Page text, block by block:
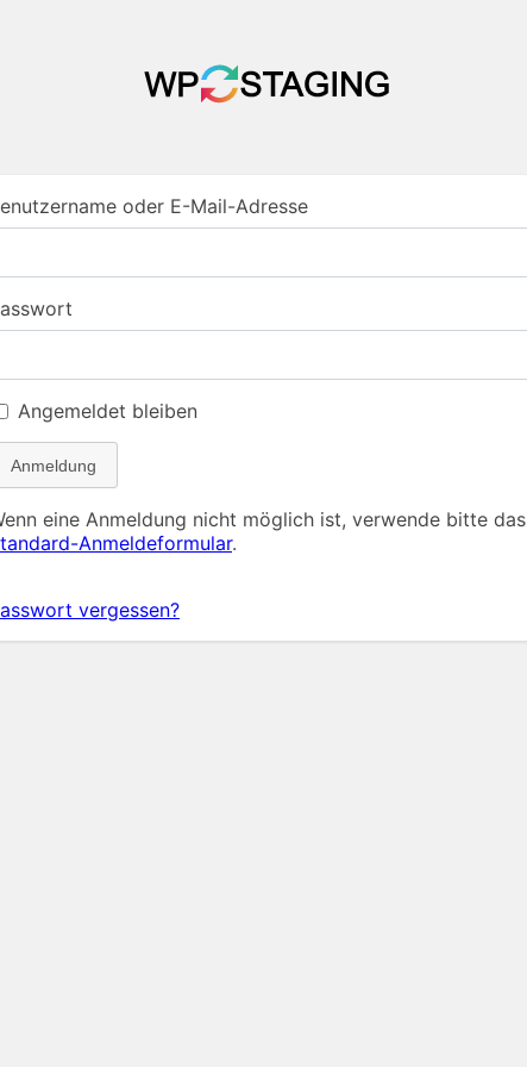
oder E-Mail-Adresse
Angemeldet bleiben
Anmeldung
eine Anmeldung nicht möglich ist, verwende bitte das
Anmeldeformular.
vergessen?